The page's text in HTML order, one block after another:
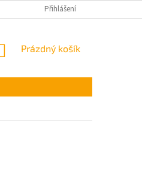
Přihlášení
NÁKUPNÍ
Prázdný košík